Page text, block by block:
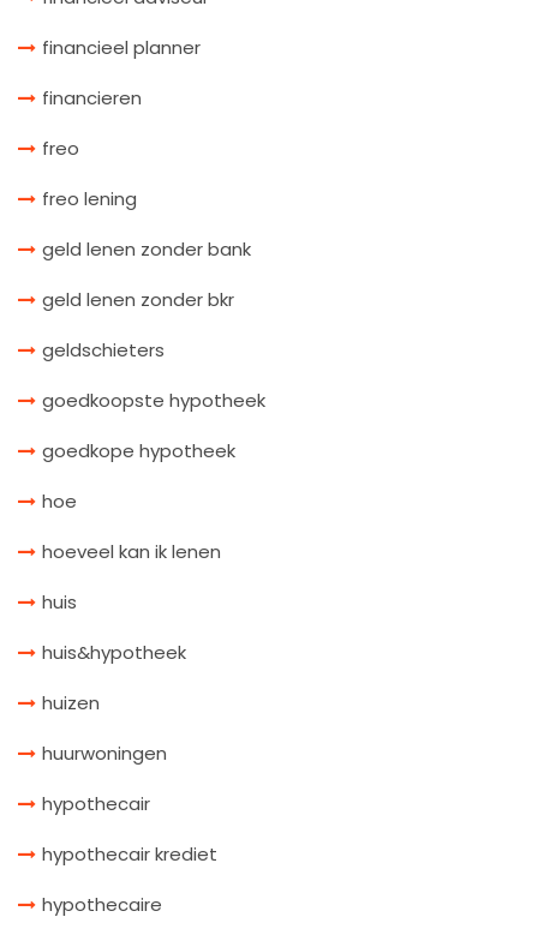
financieel planner
financieren
freo
freo lening
geld lenen zonder bank
geld lenen zonder bkr
geldschieters
goedkoopste hypotheek
goedkope hypotheek
hoe
hoeveel kan ik lenen
huis
huis&hypotheek
huizen
huurwoningen
hypothecair
hypothecair krediet
hypothecaire